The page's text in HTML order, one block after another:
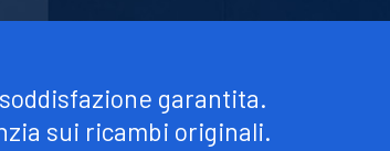
garantita.
sui ricambi originali.